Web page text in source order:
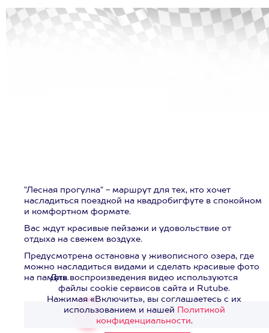
"Лесная прогулка" - маршрут для тех, кто хочет
насладиться поездкой на квадробигфуте в спокойном
и комфортном формате.
Вас ждут красивые пейзажи и удовольствие от
отдыха на свежем воздухе.
Предусмотрена остановка у живописного озера, где
можно насладиться видами и сделать красивые фото
на память.
Смотреть видео>
Для воспроизведения видео используются
файлы cookie сервисов сайта и Rutube.
Нажимая «Включить», вы соглашаетесь с их
использованием и нашей Политикой
конфиденциальности.